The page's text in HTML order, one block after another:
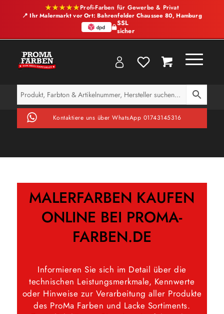
★★★★★Profi-Farben für Gewerbe & Privat
📍 Ihr Malermarkt vor Ort: Bahrenfelder Chaussee 80, Hamburg
SSL
sicher
Kontaktiere uns über WhatsApp 01743145316
MALERFARBEN KAUFEN
ONLINE BEI PROMA-
FARBEN.DE
Informieren Sie sich im Detail über die
technischen Leistungsmerkmale, Kennwerte
oder Hinweise zur Verarbeitung aller Produkte
des ProMa Farben und Lacke Sortiments.